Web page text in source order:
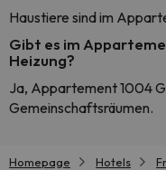
Haustiere sind im
Gibt es im
Heizung?
Ja, Appartement 1004
Gemeinschaftsräumen.
Homepage Hotels